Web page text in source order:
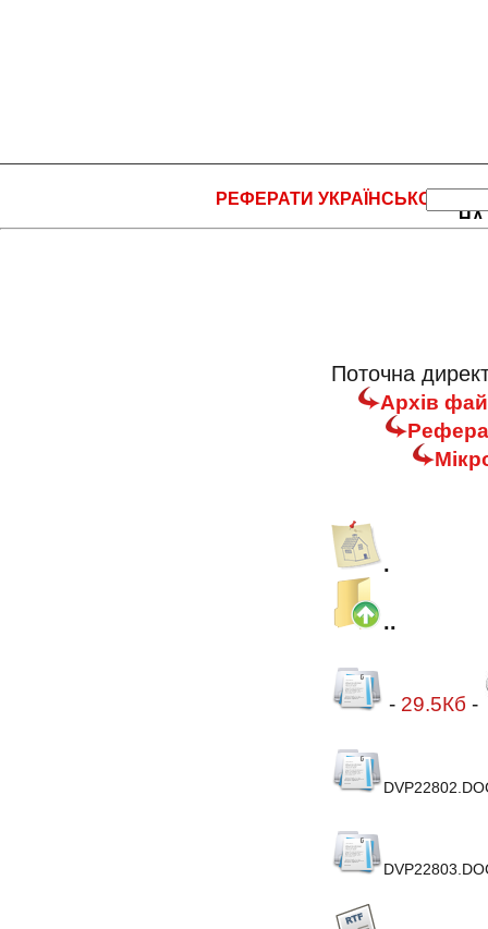
РЕФЕРАТИ УКРАЇНСЬКОЮ
НА
Поточна
Архів
.
..
- 29.5Кб -